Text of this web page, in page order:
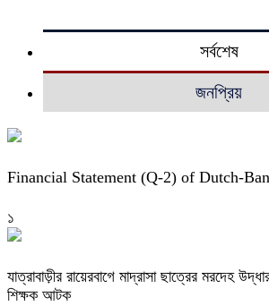
সর্বশেষ
জনপ্রিয়
Financial Statement (Q-2) of Dutch-
১
যাত্রাবাড়ীর রায়েরবাগে মাদ্রাসা ছাত্রের মরদেহ
শিক্ষক আটক